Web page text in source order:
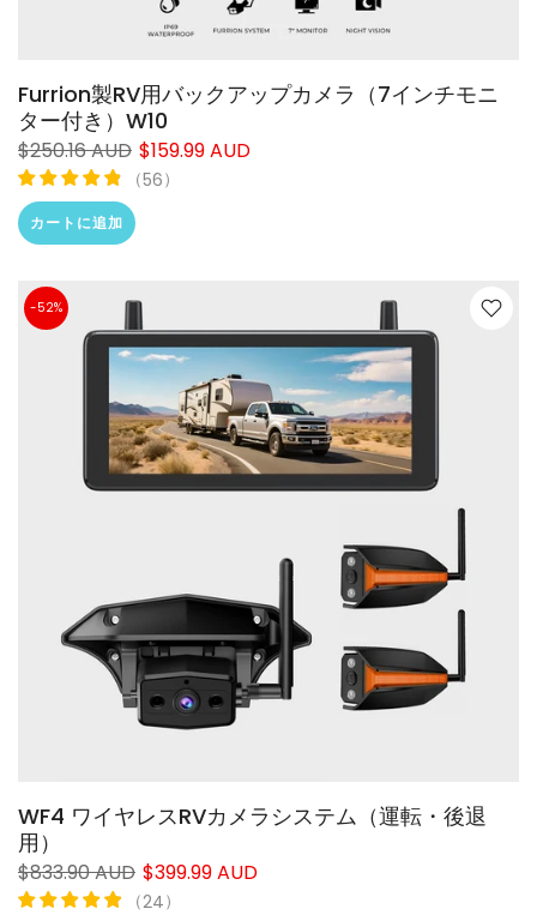
Furrion製RV用バックアップカメラ（7インチモニ
ター付き）W10
$250.16 AUD $159.99 AUD
（56）
カートに追加
-52%
WF4 ワイヤレスRVカメラシステム（運転・後退
用）
$833.90 AUD $399.99 AUD
（24）